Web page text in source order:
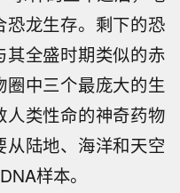
龙生存。剩下的恐
全盛时期类似的赤
中三个最庞大的生
类性命的神奇药物
陆地、海洋和天空
样本。